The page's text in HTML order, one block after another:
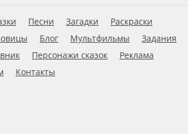
Песни Загадки
Раскраски
Блог Мультфильмы
Задания
Персонажи сказок
Реклама
Контакты